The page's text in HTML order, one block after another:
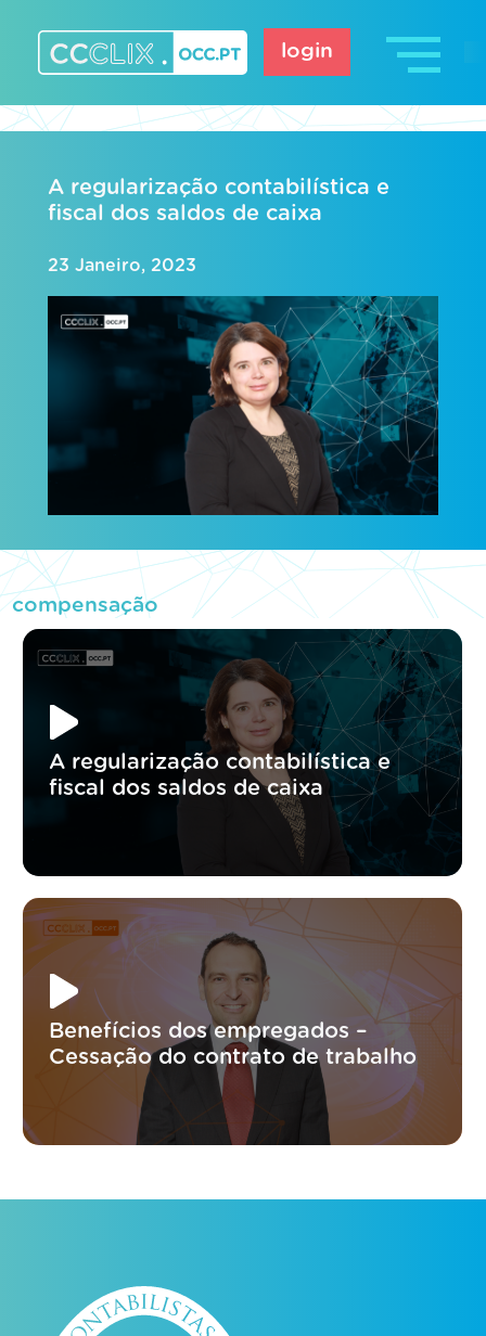
content
login
A regularização contabilística e
fiscal dos saldos de caixa
23 Janeiro, 2023
compensação
A regularização contabilística e
fiscal dos saldos de caixa
Benefícios dos empregados –
Cessação do contrato de trabalho